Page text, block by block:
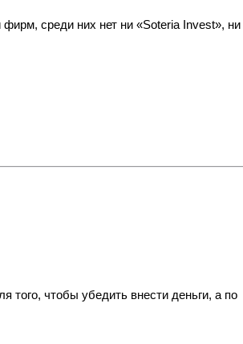
среди них нет ни «Soteria Invest», ни
того, чтобы убедить внести деньги, а по